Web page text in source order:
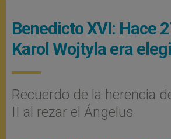
Benedicto XVI: Hace
Karol Wojtyla era
Recuerdo de la herencia
II al rezar el Ángelus